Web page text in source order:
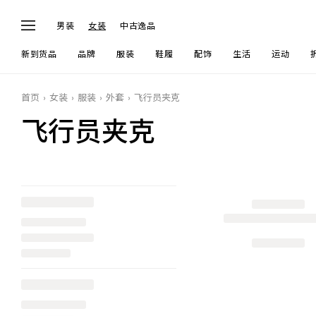
男装 女装 中古逸品
新到货品 品牌 服装 鞋履 配饰 生活 运动
首页 女装 服装 外套 飞行员夹克
飞行员夹克